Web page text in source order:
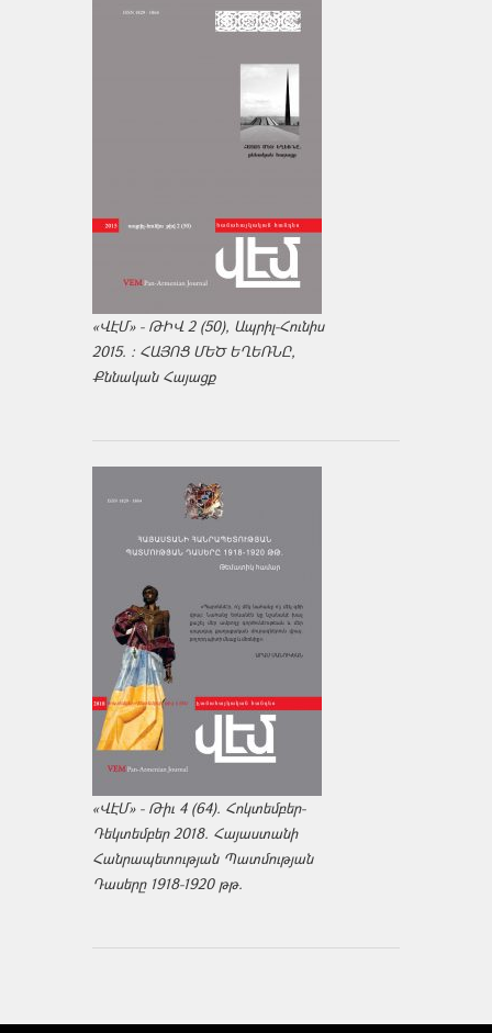
«ՎԷՄ» - ԹԻՎ 2 (50), Ապրիլ-Հունիս
2015. : ՀԱՅՈՑ ՄԵԾ ԵՂԵՌՆԸ,
Քննական Հայացք
«ՎԷՄ» - Թիւ 4 (64). Հոկտեմբեր-
Դեկտեմբեր 2018. Հայաստանի
Հանրապետության Պատմության
Դասերը 1918-1920 թթ.